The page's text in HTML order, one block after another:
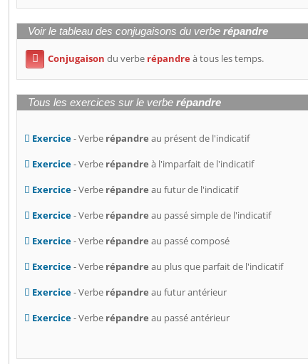
Voir le tableau des conjugaisons du verberépandre
 Conjugaison du verbe répandreà tous les temps.
Tous les exercices sur le verberépandre
Exercice- Verbe répandre au présent de l'indicatif
Exercice- Verbe répandre à l'imparfait de l'indicatif
Exercice- Verbe répandre au futur de l'indicatif
Exercice- Verbe répandre au passé simple de l'indicatif
Exercice- Verbe répandre au passé composé
Exercice- Verbe répandre au plus que parfait de l'indicatif
Exercice- Verbe répandre au futur antérieur
Exercice- Verbe répandre au passé antérieur